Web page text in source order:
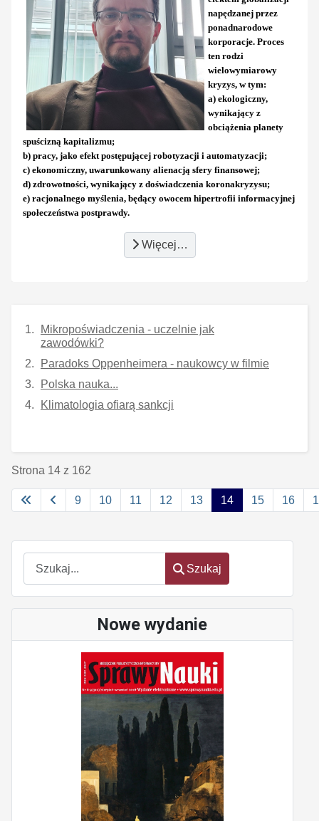
Szukaj
Szukaj
Nowe wydanie
napędzanej przez
ponadnarodowe
korporacje. Proces
ten rodzi
wielowymiarowy
kryzys, w tym:
a) ekologiczny,
wynikający z
obciążenia planety
spuścizną kapitalizmu;
b) pracy, jako efekt postępującej robotyzacji i automatyzacji;
c) ekonomiczny, uwarunkowany alienacją sfery finansowej;
d) zdrowotności, wynikający z doświadczenia koronakryzysu;
e) racjonalnego myślenia, będący owocem hipertrofii informacyjnej
społeczeństwa postprawdy.
Więcej…
Mikropoświadczenia - uczelnie jak
zawodówki?
Paradoks Oppenheimera - naukowcy w filmie
Polska nauka...
Klimatologia ofiarą sankcji
Strona 14 z 162
9 10 11 12 13 14 15 16